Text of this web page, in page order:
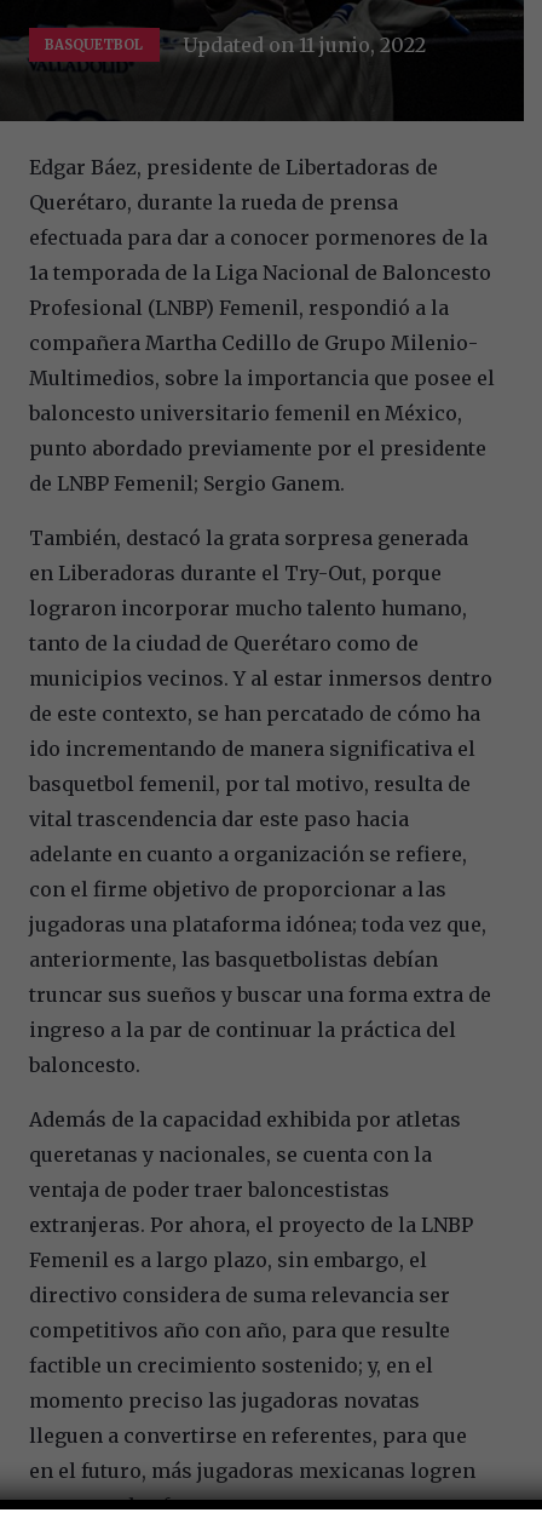
BASQUETBOL Updated on11 junio, 2022
Edgar Báez, presidente de Libertadoras de
Querétaro, durante la rueda de prensa
efectuada para dar a conocer pormenores de la
1a temporada de la Liga Nacional de Baloncesto
Profesional (LNBP) Femenil, respondió a la
compañera Martha Cedillo de Grupo Milenio-
Multimedios, sobre la importancia que posee el
baloncesto universitario femenil en México,
punto abordado previamente por el presidente
de LNBP Femenil; Sergio Ganem.
También, destacó la grata sorpresa generada
en Liberadoras durante el Try-Out, porque
lograron incorporar mucho talento humano,
tanto de la ciudad de Querétaro como de
municipios vecinos. Y al estar inmersos dentro
de este contexto, se han percatado de cómo ha
ido incrementando de manera significativa el
basquetbol femenil, por tal motivo, resulta de
vital trascendencia dar este paso hacia
adelante en cuanto a organización se refiere,
con el firme objetivo de proporcionar a las
jugadoras una plataforma idónea; toda vez que,
anteriormente, las basquetbolistas debían
truncar sus sueños y buscar una forma extra de
ingreso a la par de continuar la práctica del
baloncesto.
Además de la capacidad exhibida por atletas
queretanas y nacionales, se cuenta con la
ventaja de poder traer baloncestistas
extranjeras. Por ahora, el proyecto de la LNBP
Femenil es a largo plazo, sin embargo, el
directivo considera de suma relevancia ser
competitivos año con año, para que resulte
factible un crecimiento sostenido; y, en el
momento preciso las jugadoras novatas
lleguen a convertirse en referentes, para que
en el futuro, más jugadoras mexicanas logren
traspasar las fronteras.